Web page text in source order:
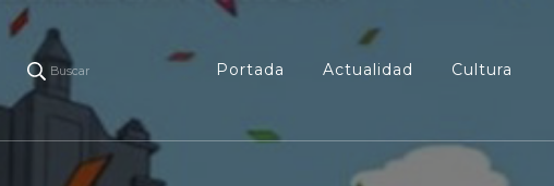
Buscar Portada Actualidad Cultura